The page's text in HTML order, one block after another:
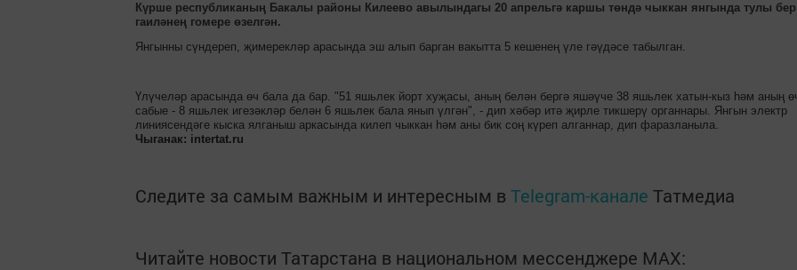
Күрше республиканың Бакалы районы Килеево авылындагы 20 апрельгә каршы төндә чыккан янгында тулы бер
гаиләнең гомере өзелгән.
Янгынны сүндереп, җимерекләр арасында эш алып барган вакытта 5 кешенең үле гәүдәсе табылган.
Үлүчеләр арасында өч бала да бар. "51 яшьлек йорт хуҗасы, аның белән бергә яшәүче 38 яшьлек хатын-кыз һәм аның
сабые - 8 яшьлек игезәкләр белән 6 яшьлек бала янып үлгән", - дип хәбәр итә җирле тикшерү органнары. Янгын электр
линиясендәге кыска ялганыш аркасында килеп чыккан һәм аны бик соң күреп алганнар, дип фаразланыла.
Чыганак: intertat.ru
Следите за самым важным и интересным в Telegram-канале Татмедиа
Читайте новости Татарстана в национальном мессенджере MАХ: